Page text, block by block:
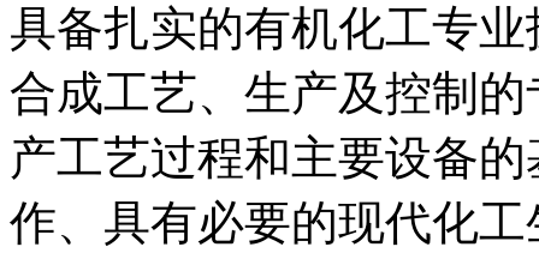
具备扎实的有机化工专
合成工艺、生产及控制
产工艺过程和主要设备
作、具有必要的现代化